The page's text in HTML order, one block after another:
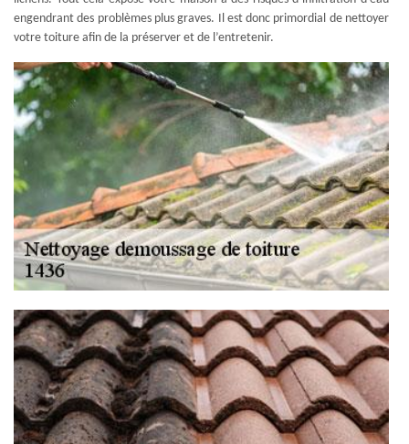
engendrant des problèmes plus graves. Il est donc primordial de nettoyer
votre toiture afin de la préserver et de l’entretenir.